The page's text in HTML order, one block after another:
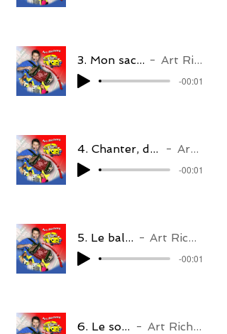
3. Mon sac à dos Art Richard
-00:01
4. Chanter, danser, s'amuser Art Richard
-00:01
5. Le ballon Art Richard
-00:01
6. Le soleil Art Richard